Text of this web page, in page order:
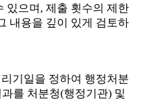
있으며, 제출 횟수의 제한
내용을 깊이 있게 검토하
기일을 정하여 행정처분
를 처분청(행정기관) 및